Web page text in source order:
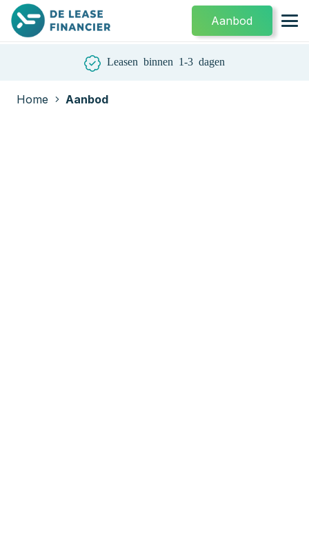
Aanbod
Leasen binnen 1-3 dagen
Home Aanbod